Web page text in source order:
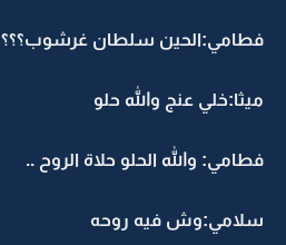
فطامي:الحين سلطان غرشوب؟؟؟
ميثا:خلي عنج والله حلو
فطامي: والله الحلو حلاة الروح ..
سلامي:وش فيه روحه